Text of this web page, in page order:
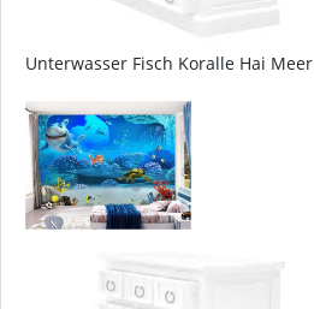
Unterwasser Fisch Koralle Hai